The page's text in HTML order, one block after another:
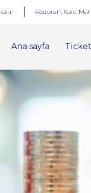
Restoran, Kafe,
Ana sayfa